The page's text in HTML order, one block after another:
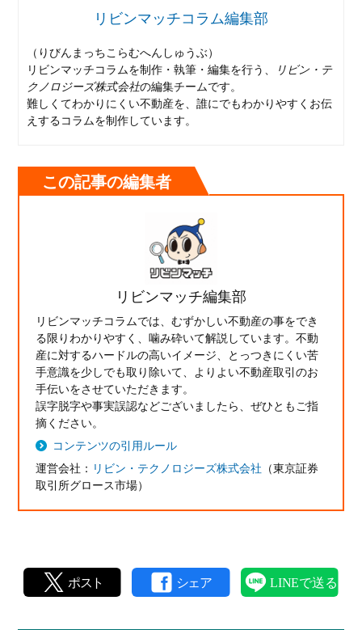
リビンマッチコラム編集部
（りびんまっちこらむへんしゅうぶ）
リビンマッチコラムを制作・執筆・編集を行う、
リビン・テ
クノロジーズ株式会社の編集チームです。
難しくてわかりにくい不動産を、誰にでもわかりやすくお伝
えするコラムを制作しています。
この記事の編集者
リビンマッチ編集部
リビンマッチコラムでは、むずかしい不動産の事をでき
る限りわかりやすく、噛み砕いて解説しています。不動
産に対するハードルの高いイメージ、とっつきにくい苦
手意識を少しでも取り除いて、よりよい不動産取引のお
手伝いをさせていただきます。
誤字脱字や事実誤認などございましたら、ぜひともご指
摘ください。
コンテンツの引用ルール
運営会社： リビン・テクノロジーズ株式会社 （東京証券
取引所グロース市場）